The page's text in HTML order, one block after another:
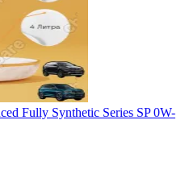
Fully Synthetic Series SP 0W-